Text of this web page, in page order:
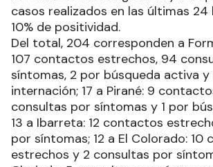
casos realizados en las últimas 24
10% de positividad.
Del total, 204 corresponden a
107 contactos estrechos, 94
síntomas, 2 por búsqueda activa
internación; 17 a Pirané: 9
consultas por síntomas y 1 por
13 a Ibarreta: 12 contactos
por síntomas; 12 a El Colorado: 10
estrechos y 2 consultas por